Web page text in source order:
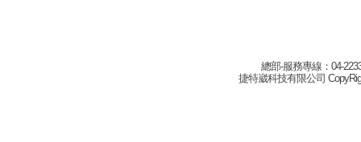
總部-服務專線：04-
捷特崴科技有限公司